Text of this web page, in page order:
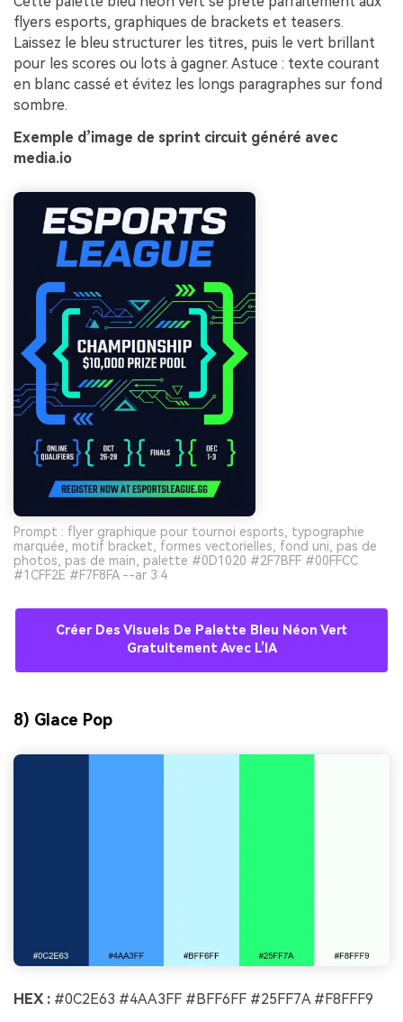
flyers esports, graphiques de brackets et teasers.
Laissez le bleu structurer les titres, puis le vert brillant
pour les scores ou lots à gagner. Astuce : texte courant
en blanc cassé et évitez les longs paragraphes sur fond
sombre.
Exemple d’image de sprint circuit généré avec
media.io
Prompt : flyer graphique pour tournoi esports, typographie
marquée, motif bracket, formes vectorielles, fond uni, pas de
photos, pas de main, palette #0D1020 #2F7BFF #00FFCC
#1CFF2E #F7F8FA --ar 3:4
Créer Des Visuels De Palette Bleu Néon Vert
Gratuitement Avec L’IA
8) Glace Pop
HEX : #0C2E63 #4AA3FF #BFF6FF #25FF7A #F8FFF9